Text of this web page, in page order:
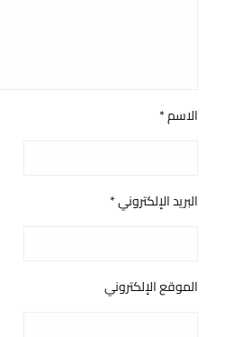
الاسم*
البريد الإلكتروني*
الموقع الإلكتروني